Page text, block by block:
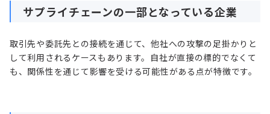
サプライチェーンの一部となっている企業
取引先や委託先との接続を通じて、他社への攻撃の足掛かりと
して利用されるケースもあります。自社が直接の標的でなくて
も、関係性を通じて影響を受ける可能性がある点が特徴です。